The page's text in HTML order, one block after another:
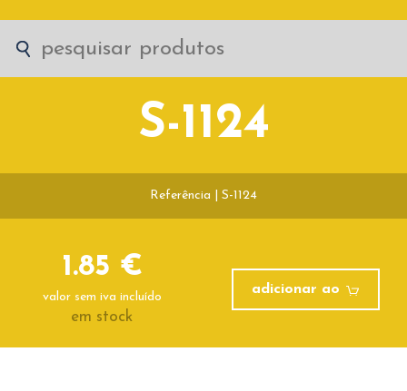
S-1124
Referência | S-1124
1.85 €
valor sem iva incluído
em stock
adicionar ao